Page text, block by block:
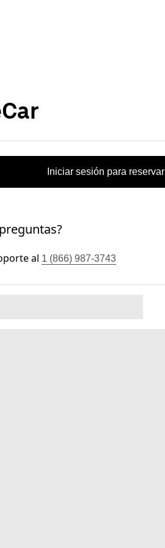
Iniciar sesión para reservar
al 1 (866) 987-3743